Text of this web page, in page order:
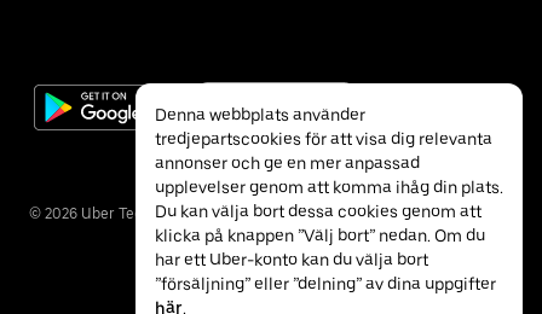
© 2026 Uber Technologies Inc.
Denna webbplats använder
tredjepartscookies för att visa dig relevanta
annonser och ge en mer anpassad
upplevelser genom att komma ihåg din plats.
Du kan välja bort dessa cookies genom att
klicka på knappen ”Välj bort” nedan. Om du
har ett Uber-konto kan du välja bort
”försäljning” eller ”delning” av dina uppgifter
här.